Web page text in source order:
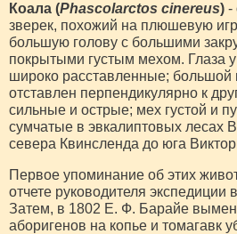
Коала (Phascolarctos cinereus) -
зверек, похожий на плюшевую
большую голову с большими
покрытыми густым мехом. Глаза
широко расставленные; большой
отставлен перпендикулярно к
сильные и острые; мех густой и
сумчатые в эвкалиптовых лесах
севера Квинсленда до юга
Первое упоминание об этих
отчете руководителя экспедиции
Затем, в 1802 Е. Ф. Барайе
аборигенов на копье и томагавк